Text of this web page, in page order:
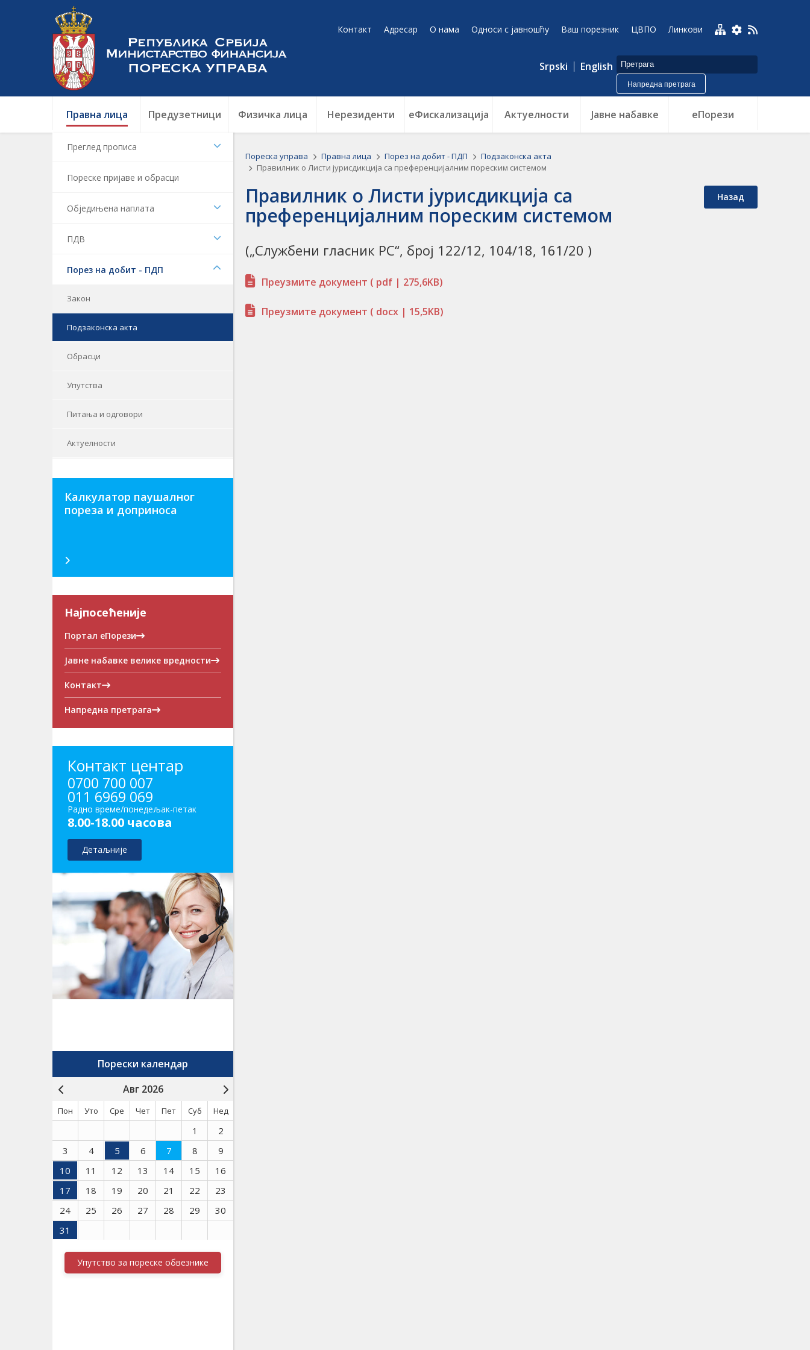
Контакт Адресар О нама Односи с јавношћу Ваш порезник ЦВПО Линкови
Srpski English
Напредна претрага
Правна лица Предузетници Физичка лица Нерезиденти еФискализација Актуелности Jавне набавке еПорези
Преглед прописа
Пореске пријаве и обрасци
Обједињена наплата
ПДВ
Порез на добит - ПДП
Закон
Подзаконска акта
Обрасци
Упутства
Питања и одговори
Актуелности
Калкулатор паушалног
пореза и доприноса
Најпосећеније
Портал еПорези
Јавне набавке велике вредности
Контакт
Напредна претрага
Контакт центар
0700 700 007
011 6969 069
Радно време/понедељак-петак
8.00-18.00 часова
Детаљније
Порески календар
Авг 2026
Пон Уто Сре Чет Пет Суб Нед
1
2
3
4 5 6 7 8
9
10
11 12 13 14 15
16
17
18 19 20 21 22
23
24
25 26 27 28 29
30
31
Упутство за пореске обвезнике
Пореска управа Правна лица Порез на добит - ПДП
Подзаконска акта
Правилник о Листи јурисдикција са преференцијалним пореским системом
Назад
Правилник о Листи јурисдикција са
преференцијалним пореским системом
(„Службени гласник РС“, број 122/12, 104/18, 161/20 )
Преузмите документ ( pdf | 275,6KB)
Преузмите документ ( docx | 15,5KB)